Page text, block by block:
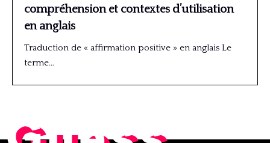
compréhension et contextes d’utilisation
en anglais
Traduction de « affirmation positive » en anglais Le
terme…